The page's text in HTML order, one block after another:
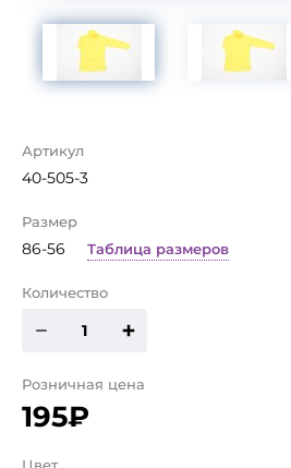
Артикул
40-505-3
Размер
86-56 Таблица размеров
Количество
Розничная цена
195₽